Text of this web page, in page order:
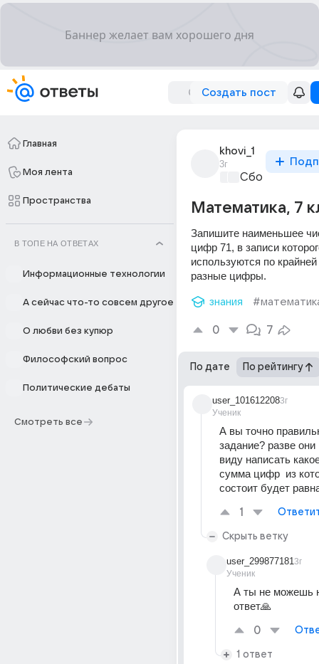
Создать пост
Главная
Моя лента
Пространства
В ТОПЕ НА ОТВЕТАХ
Информационные технологии
А сейчас что-то совсем другое
О любви без купюр
Философский вопрос
Политические дебаты
Смотреть все
khovi_1
3г
Сборная
Математика, 7
Запишите наименьшее
цифр 71, в записи
используются по
разные цифры.
знания
0 7
По дате По рейтингу
user_101612208
Ученик
3г
А вы точно
задание? разве
виду написать
сумма цифр  из
состоит будет
1
Скрыть ветку
user_299877181
Ученик
3г
А ты не можешь
ответ🙏
0
1 ответ